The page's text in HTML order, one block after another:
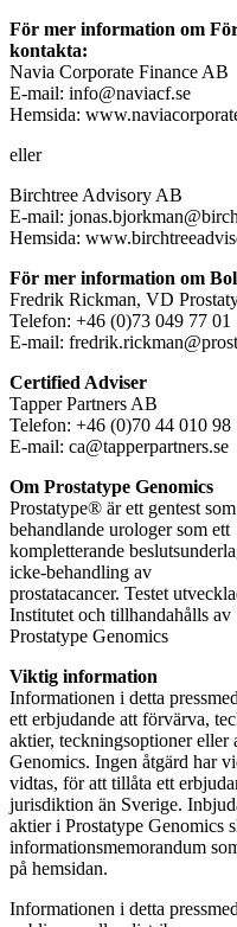
För mer information om
kontakta:
Navia Corporate Finance AB
E-mail: info@naviacf.se
Hemsida:
eller
Birchtree Advisory AB
E-mail:
Hemsida:
För mer information om
Fredrik Rickman, VD
Telefon: +46 (0)73 049 77 01
E-mail:
Certified Adviser
Tapper Partners AB
Telefon: +46 (0)70 44 010 98
E-mail: ca@tapperpartners.se
Om Prostatype Genomics
Prostatype® är ett gentest
behandlande urologer som ett
kompletterande
icke-behandling av
prostatacancer. Testet
Institutet och tillhandahålls av
Prostatype Genomics
Viktig information
Informationen i detta
ett erbjudande att förvärva,
aktier, teckningsoptioner eller
Genomics. Ingen åtgärd har
vidtas, för att tillåta ett
jurisdiktion än Sverige.
aktier i Prostatype Genomics
informationsmemorandum
på hemsidan.
Informationen i detta